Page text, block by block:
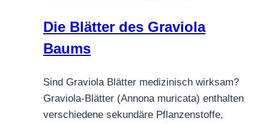
Die Blätter des Graviola
Baums
Sind Graviola Blätter medizinisch wirksam?
Graviola-Blätter (Annona muricata) enthalten
verschiedene sekundäre Pflanzenstoffe,